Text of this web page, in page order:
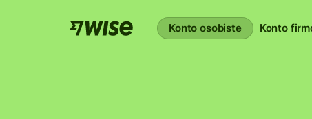
Konto osobiste Konto